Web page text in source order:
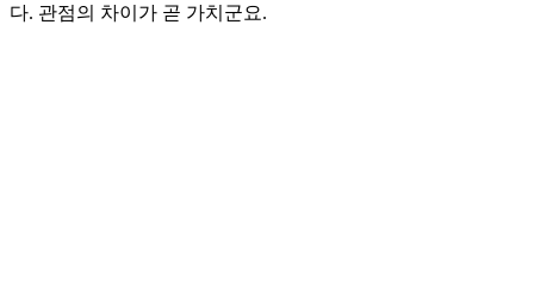
다. 관점의 차이가 곧 가치군요.